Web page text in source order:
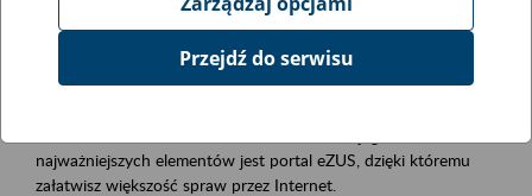
Opis wydarzenia
Platforma Usług Elektronicznych eZUS
najważniejszych elementów jest portal eZUS, dzięki któremu
załatwisz większość spraw przez Internet.
Przejdź do serwisu